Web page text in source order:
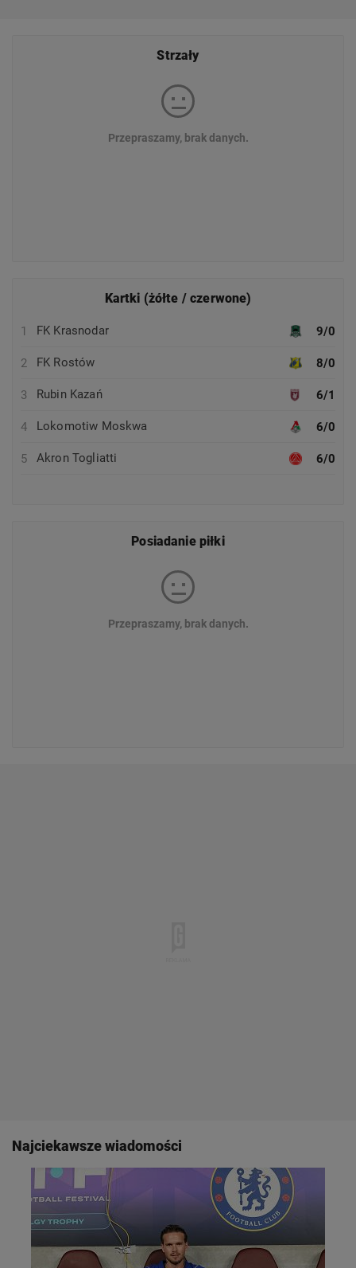
Strzały
Przepraszamy, brak danych.
Kartki (żółte / czerwone)
1 FK Krasnodar 9/0
2 FK Rostów 8/0
3 Rubin Kazań 6/1
4 Lokomotiw Moskwa 6/0
5 Akron Togliatti 6/0
Posiadanie piłki
Przepraszamy, brak danych.
Najciekawsze wiadomości